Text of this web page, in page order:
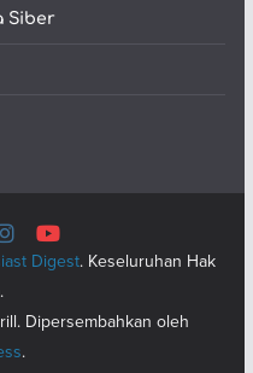
Siber
Digest. Keseluruhan Hak
Dipersembahkan oleh
.